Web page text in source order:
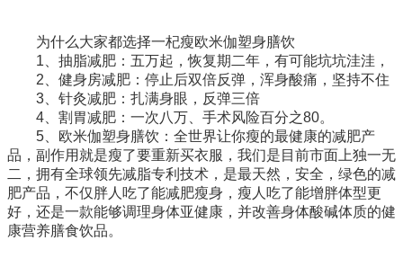
为什么大家都选择一杞瘦欧米伽塑身膳饮
1、抽脂减肥：五万起，恢复期二年，有可能坑坑洼洼，
2、健身房减肥：停止后双倍反弹，浑身酸痛，坚持不住
3、针灸减肥：扎满身眼，反弹三倍
4、割胃减肥：一次八万、手术风险百分之80。
5、欧米伽塑身膳饮：全世界让你瘦的最健康的减肥产
品，副作用就是瘦了要重新买衣服，我们是目前市面上独一无
二，拥有全球领先减脂专利技术，是最天然，安全，绿色的减
肥产品，不仅胖人吃了能减肥瘦身，瘦人吃了能增胖体型更
好，还是一款能够调理身体亚健康，并改善身体酸碱体质的健
康营养膳食饮品。